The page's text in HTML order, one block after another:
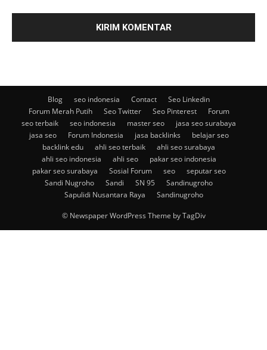
Blog seo indonesia Contact
Seo Linkedin
Forum Merah Putih
Seo Twitter Seo Pinterest
Forum
seo terbaik
seo indonesia master seo
jasa seo surabaya
jasa seo
Forum Indonesia jasa backlinks
belajar seo
backlink edu
ahli seo terbaik
ahli seo surabaya
ahli seo indonesia
ahli seo
pakar seo indonesia
pakar seo surabaya
Sosial Forum seo
seputar seo
Sandi Nugroho
Sandi SN 95
Sandinugroho
Sapulidi Nusantara Raya
Sandinugroho
© Newspaper WordPress Theme by TagDiv